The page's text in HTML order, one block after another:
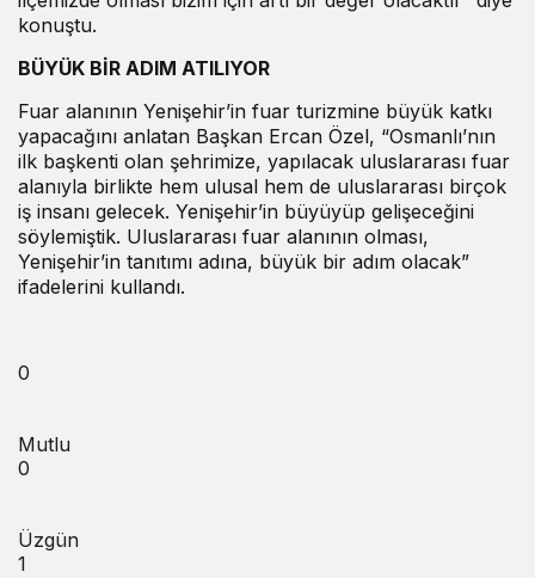
konuştu.
BÜYÜK BİR ADIM ATILIYOR
Fuar alanının Yenişehir’in fuar turizmine büyük katkı
yapacağını anlatan Başkan Ercan Özel, “Osmanlı’nın
ilk başkenti olan şehrimize, yapılacak uluslararası fuar
alanıyla birlikte hem ulusal hem de uluslararası birçok
iş insanı gelecek. Yenişehir’in büyüyüp gelişeceğini
söylemiştik. Uluslararası fuar alanının olması,
Yenişehir’in tanıtımı adına, büyük bir adım olacak”
ifadelerini kullandı.
0
Mutlu
0
Üzgün
1